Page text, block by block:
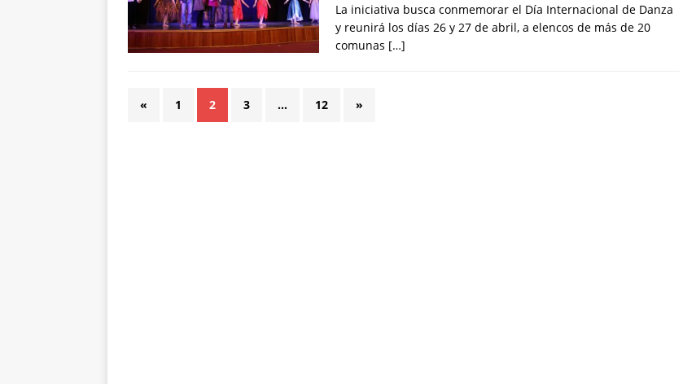
La iniciativa busca conmemorar el Día Internacional de Danza
y reunirá los días 26 y 27 de abril, a elencos de más de 20
comunas […]
« 1 2 3 … 12 »